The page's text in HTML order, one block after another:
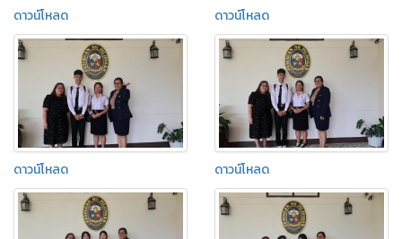
ดาวน์โหลด ดาวน์โหลด
ดาวน์โหลด ดาวน์โหลด